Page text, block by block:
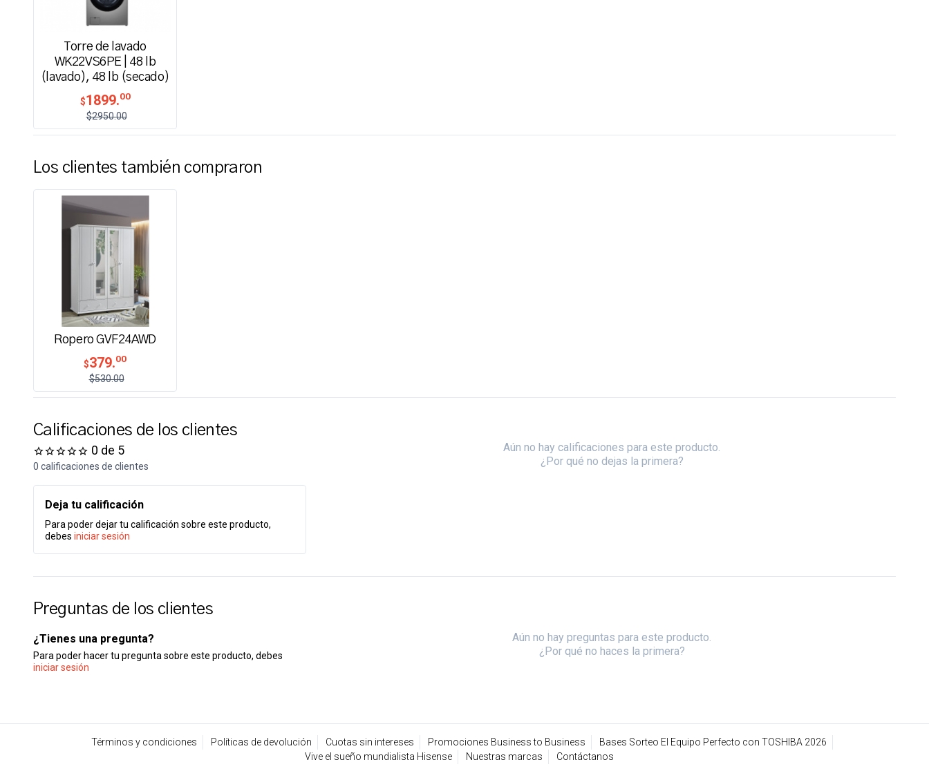
Torre de lavado
WK22VS6PE | 48 lb
(lavado), 48 lb (secado)
$1899.00
$2950.00
Los clientes también compraron
Ropero GVF24AWD
$379.00
$530.00
Calificaciones de los clientes
0 de 5
0 calificaciones de clientes
Deja tu calificación
Para poder dejar tu calificación sobre este producto,
debes iniciar sesión
Aún no hay calificaciones para este producto.
¿Por qué no dejas la primera?
Preguntas de los clientes
¿Tienes una pregunta?
Para poder hacer tu pregunta sobre este producto, debes
iniciar sesión
Aún no hay preguntas para este producto.
¿Por qué no haces la primera?
Términos y condiciones Políticas de devolución Cuotas sin intereses Promociones Business to Business
Bases Sorteo El Equipo Perfecto con TOSHIBA 2026
Vive el sueño mundialista Hisense
Nuestras marcas Contáctanos